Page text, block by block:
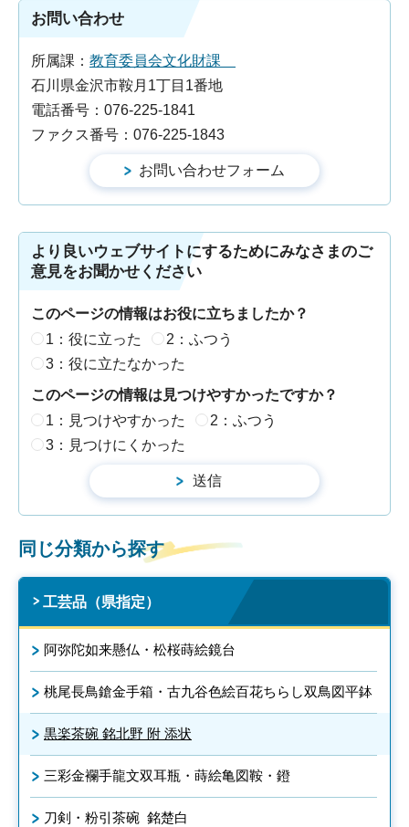
お問い合わせ
所属課： 教育委員会文化財課
石川県金沢市鞍月1丁目1番地
電話番号：076-225-1841
ファクス番号：076-225-1843
より良いウェブサイトにするためにみなさまのご
意見をお聞かせください
このページの情報はお役に立ちましたか？
1：役に立った
2：ふつう
3：役に立たなかった
このページの情報は見つけやすかったですか？
1：見つけやすかった
2：ふつう
3：見つけにくかった
同じ分類から探す
工芸品（県指定）
阿弥陀如来懸仏・松桜蒔絵鏡台
桃尾長鳥鎗金手箱・古九谷色絵百花ちらし双鳥図平鉢
黒楽茶碗 銘北野 附 添状
三彩金襴手龍文双耳瓶・蒔絵亀図鞍・鐙
刀剣・粉引茶碗 銘楚白